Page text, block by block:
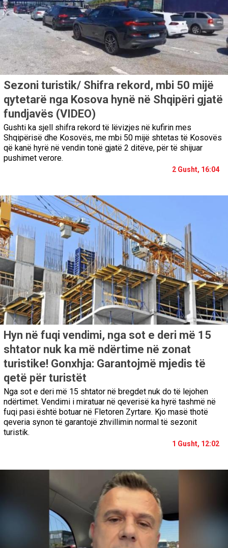
Sezoni turistik/ Shifra rekord, mbi 50 mijë
qytetarë nga Kosova hynë në Shqipëri gjatë
fundjavës (VIDEO)
Gushti ka sjell shifra rekord të lëvizjes në kufirin mes
Shqipërisë dhe Kosovës, me mbi 50 mijë shtetas të Kosovës
që kanë hyrë në vendin tonë gjatë 2 ditëve, për të shijuar
pushimet verore.
2 Gusht, 16:04
Hyn në fuqi vendimi, nga sot e deri më 15
shtator nuk ka më ndërtime në zonat
turistike! Gonxhja: Garantojmë mjedis të
qetë për turistët
Nga sot e deri më 15 shtator në bregdet nuk do të lejohen
ndërtimet. Vendimi i miratuar në qeverisë ka hyrë tashmë në
fuqi pasi është botuar në Fletoren Zyrtare. Kjo masë thotë
qeveria synon të garantojë zhvillimin normal të sezonit
turistik.
1 Gusht, 12:02